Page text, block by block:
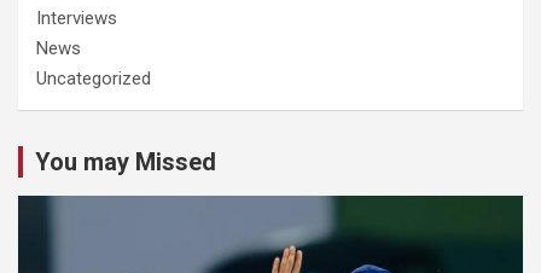
Interviews
News
Uncategorized
You may Missed